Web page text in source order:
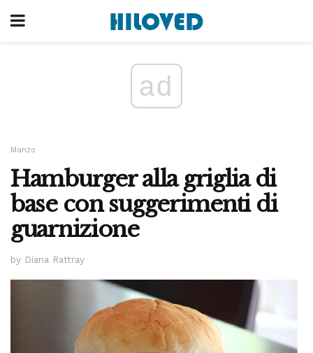
ad
Manzo
Hamburger alla griglia di
base con suggerimenti di
guarnizione
by Diana Rattray